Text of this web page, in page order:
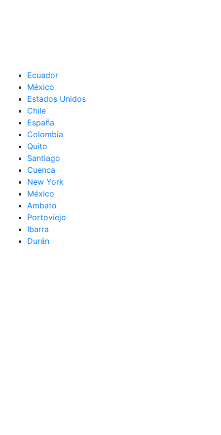
Ecuador
México
Estados Unidos
Chile
España
Colombia
Quito
Santiago
Cuenca
New York
México
Ambato
Portoviejo
Ibarra
Durán